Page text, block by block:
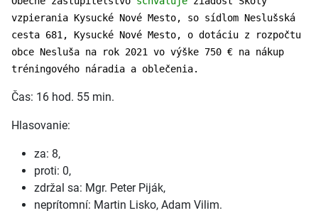
vzpierania Kysucké Nové Mesto, so sídlom Neslušská
cesta 681, Kysucké Nové Mesto, o dotáciu z rozpočtu
obce Nesluša na rok 2021 vo výške 750 € na nákup
tréningového náradia a oblečenia.
Čas: 16 hod. 55 min.
Hlasovanie:
za: 8,
proti: 0,
zdržal sa: Mgr. Peter Piják,
neprítomní: Martin Lisko, Adam Vilim.